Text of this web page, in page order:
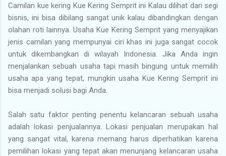
Camilan kue kering Kue Kering Semprit ini Kalau dilihat dari segi
bisnis, ini bisa dibilang sangat unik kalau dibandingkan dengan
olahan roti lainnya. Usaha Kue Kering Semprit yang menyajikan
jenis camilan yang mempunyai ciri khas ini juga sangat cocok
untuk dikembangkan di wilayah Indonesia. Jika Anda ingin
menjalankan sebuah usaha tapi masih bingung untuk memilih
usaha apa yang tepat, mungkin usaha Kue Kering Semprit ini
bisa menjadi solusi bagi Anda.
Salah satu faktor penting penentu kelancaran sebuah usaha
adalah lokasi penjualannya. Lokasi penjualan merupakan hal
yang sangat vital, karena memang harus diperhatikan karena
pemilihan lokasi yang tepat akan menunjang kelancaran usaha